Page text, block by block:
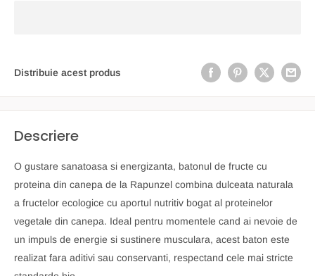
Distribuie acest produs
Descriere
O gustare sanatoasa si energizanta, batonul de fructe cu
proteina din canepa de la Rapunzel combina dulceata naturala
a fructelor ecologice cu aportul nutritiv bogat al proteinelor
vegetale din canepa. Ideal pentru momentele cand ai nevoie de
un impuls de energie si sustinere musculara, acest baton este
realizat fara aditivi sau conservanti, respectand cele mai stricte